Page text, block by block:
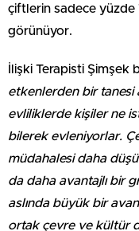
çiftlerin sadece yüzde
görünüyor.
İlişki Terapisti Şimşek
etkenlerden bir tanesi
evliliklerde kişiler ne
bilerek evleniyorlar.
müdahalesi daha
da daha avantajlı bir
aslında büyük bir
ortak çevre ve kültür